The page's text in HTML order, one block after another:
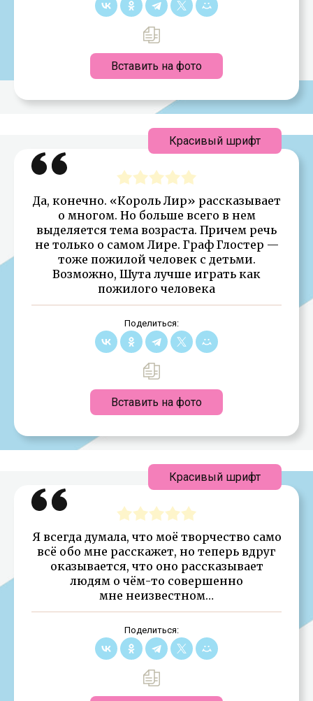
Вставить на фото
Да, конечно. «Король Лир» рассказывает
о многом. Но больше всего в нем
выделяется тема возраста. Причем речь
не только о самом Лире. Граф Глостер —
тоже пожилой человек с детьми.
Возможно, Шута лучше играть как
пожилого человека
Поделиться:
Вставить на фото
Красивый шрифт
Я всегда думала, что моё творчество само
всё обо мне расскажет, но теперь вдруг
оказывается, что оно рассказывает
людям о чём-то совершенно
мне неизвестном…
Поделиться:
Красивый шрифт